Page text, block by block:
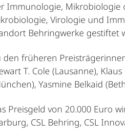
Immunologie, Mikrobiologie
Virologie und
Behringwerke gestiftet
den früheren
T. Cole (Lausanne),
Yasmine Belkaid
Preisgeld von 20.000 Euro
CSL Behring, CSL